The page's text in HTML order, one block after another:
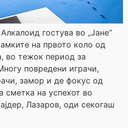
гостува во „Јане“
на првото коло од
во тежок период за
повредени играчи,
замор и де фокус од
на успехот во
Лазаров, оди секогаш